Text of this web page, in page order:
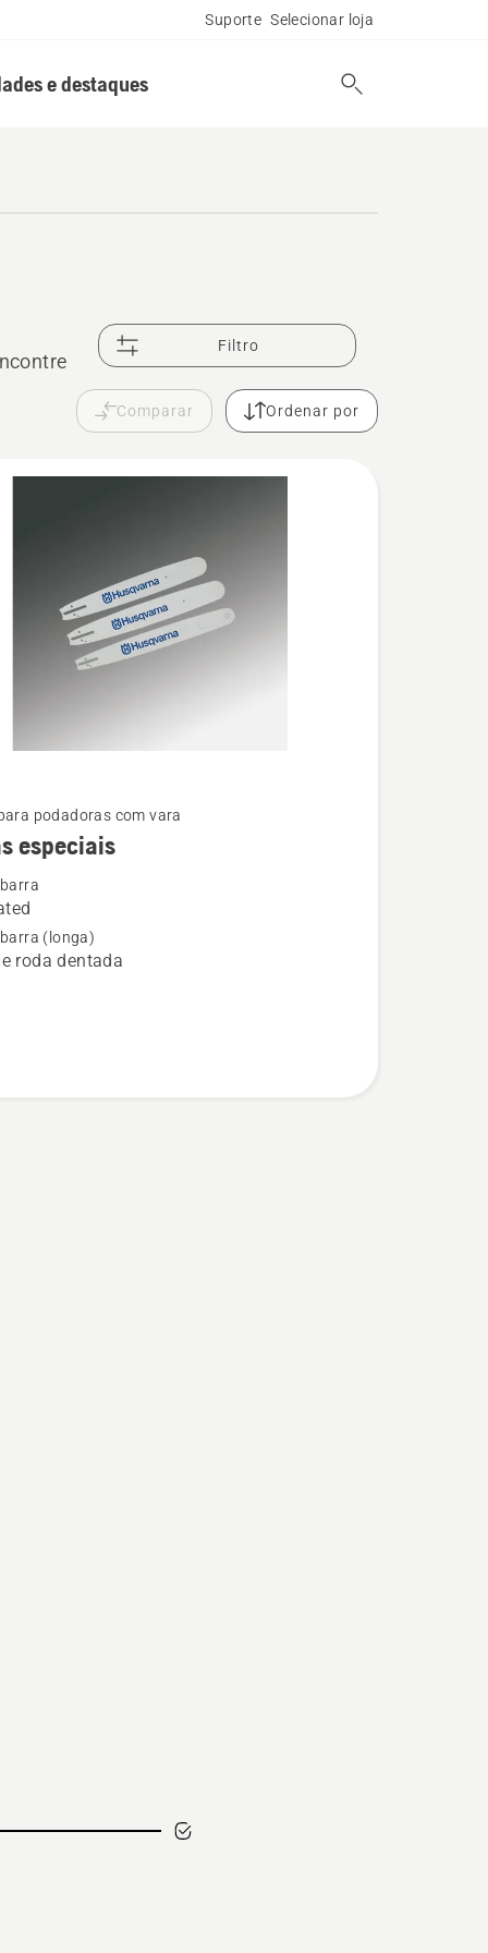
Suporte Selecionar loja
e destaques
Filtro
Comparar Ordenar por
podadoras com vara
especiais
(longa)
roda dentada